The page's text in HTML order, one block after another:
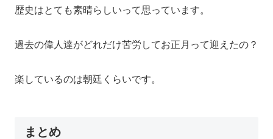
歴史はとても素晴らしいって思っています。
過去の偉人達がどれだけ苦労してお正月って迎えたの？
楽しているのは朝廷くらいです。
まとめ